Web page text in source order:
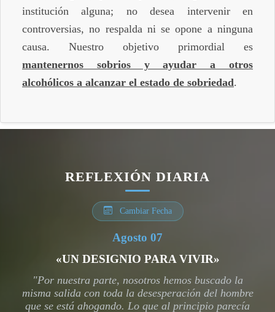
institución alguna; no desea intervenir en
controversias, no respalda ni se opone a ninguna
causa. Nuestro objetivo primordial es
mantenernos sobrios y ayudar a otros
alcohólicos a alcanzar el estado de sobriedad.
REFLEXIÓN DIARIA
Cambiar Fecha
Agosto 07
«UN DESIGNIO PARA VIVIR»
"Por nuestra parte, nosotros hemos buscado la
misma salida con toda la desesperación del hombre
que se está ahogando. Lo que al principio parecía